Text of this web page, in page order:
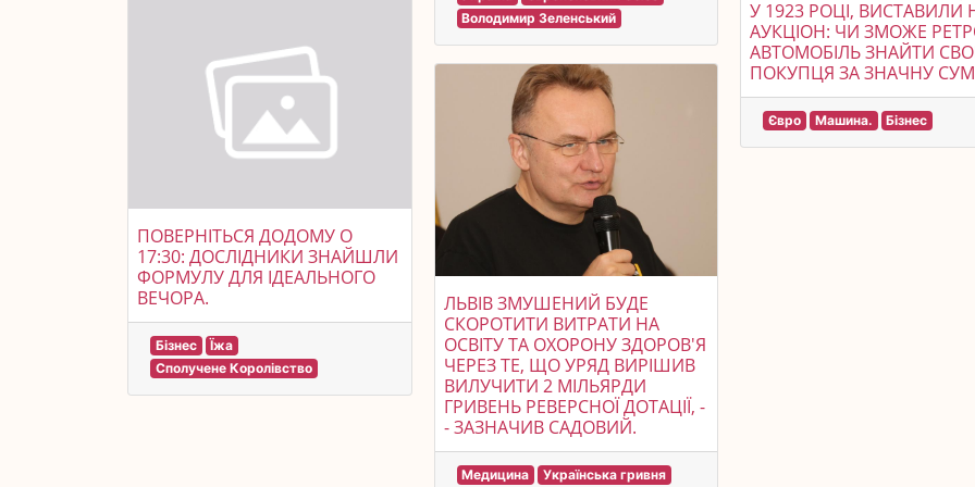
ПОВЕРНІТЬСЯ ДОДОМУ О
17:30: ДОСЛІДНИКИ ЗНАЙШЛИ
ФОРМУЛУ ДЛЯ ІДЕАЛЬНОГО
ВЕЧОРА.
Бізнес
Їжа
Сполучене Королівство
Володимир Зеленський
ЛЬВІВ ЗМУШЕНИЙ БУДЕ
СКОРОТИТИ ВИТРАТИ НА
ОСВІТУ ТА ОХОРОНУ ЗДОРОВ'Я
ЧЕРЕЗ ТЕ, ЩО УРЯД ВИРІШИВ
ВИЛУЧИТИ 2 МІЛЬЯРДИ
ГРИВЕНЬ РЕВЕРСНОЇ ДОТАЦІЇ, -
- ЗАЗНАЧИВ САДОВИЙ.
Медицина Українська гривня
У 1923 РОЦІ, ВИСТАВИЛИ
АУКЦІОН: ЧИ ЗМОЖЕ
АВТОМОБІЛЬ ЗНАЙТИ
ПОКУПЦЯ ЗА ЗНАЧНУ
Євро Машина. Бізнес